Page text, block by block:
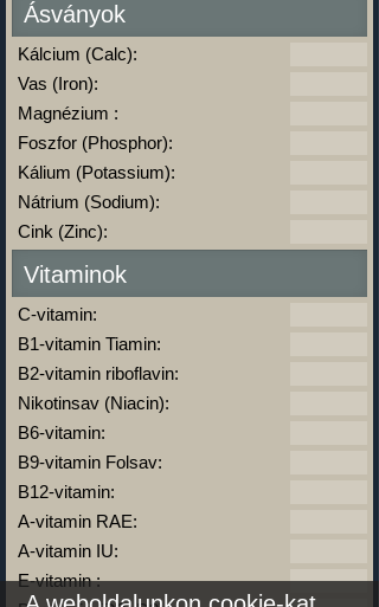
Ásványok
Kálcium (Calc):
Vas (Iron):
Magnézium :
Foszfor (Phosphor):
Kálium (Potassium):
Nátrium (Sodium):
Cink (Zinc):
Vitaminok
C-vitamin:
B1-vitamin Tiamin:
B2-vitamin riboflavin:
Nikotinsav (Niacin):
B6-vitamin:
B9-vitamin Folsav:
B12-vitamin:
A-vitamin RAE:
A-vitamin IU:
E-vitamin :